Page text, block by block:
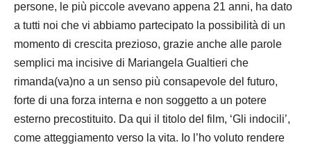
persone, le più piccole avevano appena 21 anni, ha dato
a tutti noi che vi abbiamo partecipato la possibilità di un
momento di crescita prezioso, grazie anche alle parole
semplici ma incisive di Mariangela Gualtieri che
rimanda(va)no a un senso più consapevole del futuro,
forte di una forza interna e non soggetto a un potere
esterno precostituito. Da qui il titolo del film, ‘Gli indocili’,
come atteggiamento verso la vita. Io l’ho voluto rendere